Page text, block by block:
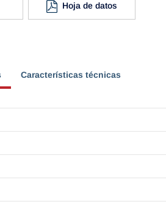
Hoja de datos
Características técnicas